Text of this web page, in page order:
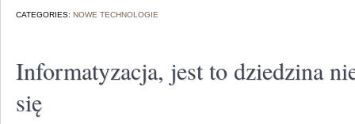
CATEGORIES: NOWE TECHNOLOGIE
Informatyzacja, jest to dziedzina
się